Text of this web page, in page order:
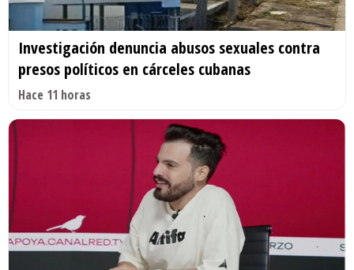
Investigación denuncia abusos sexuales contra
presos políticos en cárceles cubanas
Hace 11 horas